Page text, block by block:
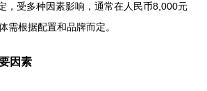
，受多种因素影响，通常在人民币8,000元
需根据配置和品牌而定。
因素